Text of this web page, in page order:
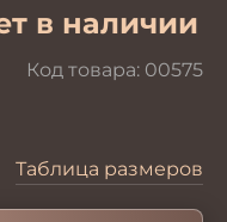
в наличии
Код товара: 00575
Таблица размеров